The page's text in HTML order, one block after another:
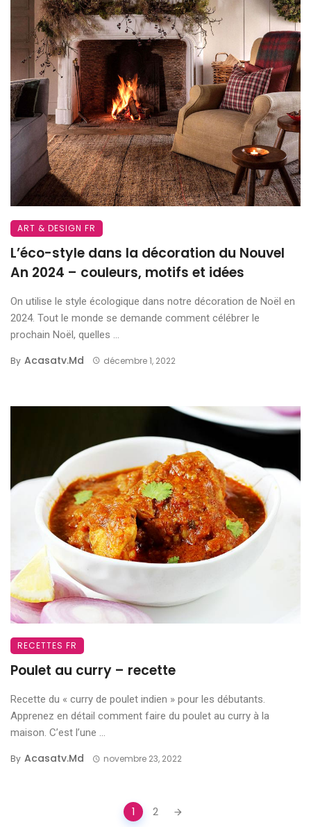
ART & DESIGN FR
L’éco-style dans la décoration du Nouvel
An 2024 – couleurs, motifs et idées
On utilise le style écologique dans notre décoration de Noël en
2024. Tout le monde se demande comment célébrer le
prochain Noël, quelles ...
By Acasatv.md décembre 1, 2022
RECETTES FR
Poulet au curry – recette
Recette du « curry de poulet indien » pour les débutants.
Apprenez en détail comment faire du poulet au curry à la
maison. C’est l’une ...
By Acasatv.md novembre 23, 2022
1 2